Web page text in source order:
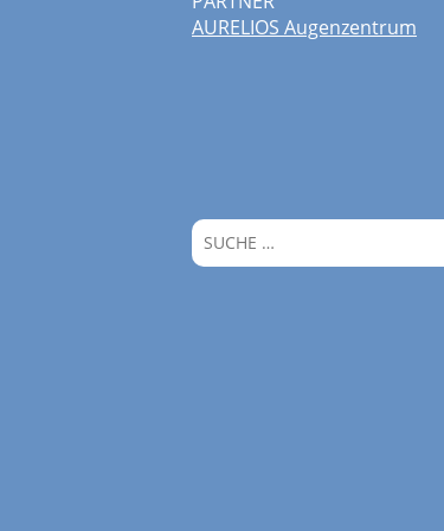
AURELIOS Augenzentrum